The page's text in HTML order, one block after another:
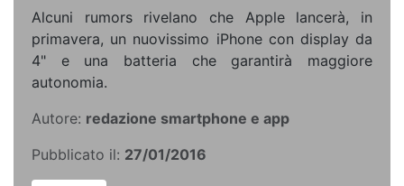
Alcuni rumors rivelano che Apple lancerà, in
primavera, un nuovissimo iPhone con display da
4" e una batteria che garantirà maggiore
autonomia.
Autore: redazione smartphone e app
Pubblicato il: 27/01/2016